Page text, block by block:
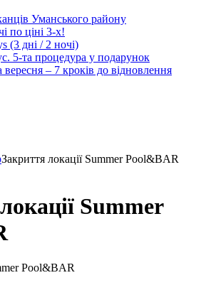
Уманського району
по ціні 3-х!
(3 дні / 2 ночі)
5-та процедура у подарунок
– 7 кроків до відновлення
Закриття локації Summer Pool&BAR
Summer
Pool&BAR